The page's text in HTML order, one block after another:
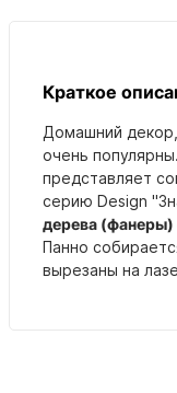
Краткое
Домашний декор,
очень
представляет
серию Design
дерева (фанеры)
Панно
вырезаны на